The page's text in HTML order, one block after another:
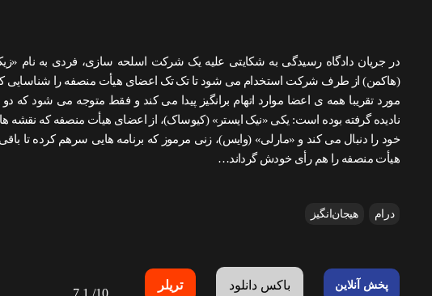
در جریان دادگاه رسیدگی به شکایتی علیه یک شرکت اسلحه سازی، فردی به نام
(هاکمن) از طرف شرکت استخدام می شود تا تک تک اعضای هیأت منصفه را شناسایی
مورد تقریبا همه ی اعضا موارد اتهام برانگیز پیدا می کند و فقط متوجه می شود که دو
نادیده گرفته بوده است: یکی «نیک ایستر» (کیوساک)، از اعضای هیأت منصفه که نقشه
خود را دنبال می کند و «مارلی» (وایس)، زنی مرموز که برنامه هایی سرهم کرده تا
هیأت منصفه را هم رأی خودش گرداند…
درام هیجان‌انگیز
پخش آنلاین باکس دانلود تریلر
10/
7.1